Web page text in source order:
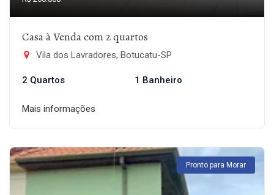
Casa à Venda com 2 quartos
Vila dos Lavradores, Botucatu-SP
2 Quartos 1 Banheiro
Mais informações
Pronto para Morar